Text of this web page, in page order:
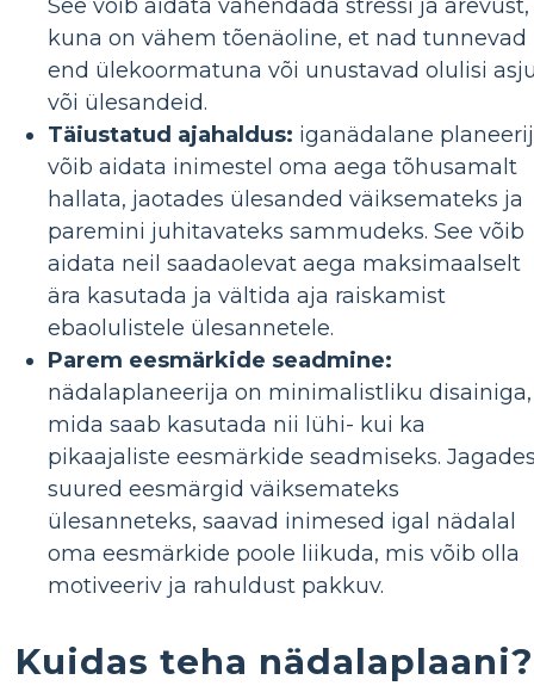
See võib aidata vähendada stressi ja ärevust,
kuna on vähem tõenäoline, et nad tunnevad
end ülekoormatuna või unustavad olulisi
või ülesandeid.
Täiustatud ajahaldus: iganädalane
võib aidata inimestel oma aega tõhusamalt
hallata, jaotades ülesanded väiksemateks ja
paremini juhitavateks sammudeks. See võib
aidata neil saadaolevat aega maksimaalselt
ära kasutada ja vältida aja raiskamist
ebaolulistele ülesannetele.
Parem eesmärkide seadmine:
nädalaplaneerija on minimalistliku disainiga,
mida saab kasutada nii lühi- kui ka
pikaajaliste eesmärkide seadmiseks.
suured eesmärgid väiksemateks
ülesanneteks, saavad inimesed igal nädalal
oma eesmärkide poole liikuda, mis võib olla
motiveeriv ja rahuldust pakkuv.
Kuidas teha nädalaplaani?